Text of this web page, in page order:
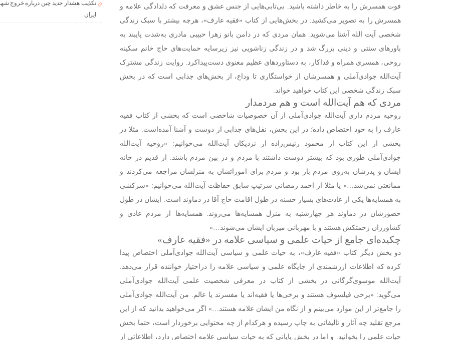
فوت همسرش را به خاطر داشته باشید. بی‌تابی‌هایی از جنس عشق و معرفت که دلدادگی علامه و
همسرش را به تصویر می‌کشید. در بخش‌هایی از کتاب «فقیه عارف»، هرچه بیشتر با سبک زندگی
شخصی آیت الله آشنا می‌شوید. همان مردی که در دامن بانو زهرا حبیبی مادری به‌شدت پایبند به
باورهای سنتی و دینی بزرگ شد و در زندگی زناشویی نیز زیرسایه حمایت‌های حاج خانم سکینه
روحی، همسری همراه و فداکار، به دستاوردهای عظیم معنوی دست‌پیدا‌کرد. روایت زندگی مشترک
آیت‌الله جوادی‌آملی و همسرشان از خواستگاری تا وداع، از بخش‌های جذابی است که در بخش
سبک زندگی شخصی این کتاب خواهید خواند.
مردی که هم آیت‌الله است و هم مردمدار
روحیه مردم داری آیت‌الله جوادی‌آملی از آن خصوصیات شاخصی است که بخشی از کتاب فقیه
عارف را به خود اختصاص داده؛ در این بخش، نقل‌های جذابی از دوست و آشنا آمده‌است. مثلا در
بخشی از این کتاب از محمود رئیس‌زاده ار نزدیکان آیت‌الله می‌خوانیم: «روحیه آیت‌الله
جوادی‌آملی طوری بود که بیشتر دوست داشتند با مردم و در بین مردم باشند. از قدیم در خانه
ایشان و پدرشان به‌روی مردم باز بود و مردم برای اموراتشان به منزلشان مراجعه می‌کردند و
ممانعتی نمی‌شد…» یا مثلا از احمد رمضانی سرتیپ سابق حفاظت آیت‌الله می‌خوانیم: «سرکشی
به همسایه‌ها یکی از عادت‌های بسیار حسنه در طول اقامت حاج آقا در دماوند است. ایشان در طول
حضورشان در دماوند هر چهارشنبه به منزل همسایه‌ها می‌روند. همسایه‌ها از مردم عادی و
کشاورزان زحمتکش هستند و با مهربانی میزبان ایشان می‌شوند…»
چکیده‌ای جامع از حیات علمی و سیاسی علامه در «فقیه عارف»
دو بخش دیگر کتاب «فقیه عارف»، به حیات علمی و سیاسی آیت‌الله جوادی‌آملی اختصاص پیدا
کرده که اطلاعات ارزشمندی از جایگاه علمی و سیاسی علامه را دراختیار خواننده قرار می‌دهد.
آیت‌الله موسوی‌گرگانی در بخشی از کتاب در معرفی شخصیت علمی آیت‌الله جوادی‌آملی
می‌گوید: «برخی فیلسوف هستند و برخی‌ها یا فقیه‌اند یا مفسرند یا عالم. من آیت‌الله جوادی‌آملی
را جامع‌تر از این موارد می‌بینم و از نگاه من ایشان علامه هستند…» اگر می‌خواهید بدانید که از این
مرجع تقلید چه آثار و تالیفاتی به چاپ رسیده و هرکدام از چه محتوایی برخوردار است، حتما بخش
حیات علمی را بخوانید. و اما در بخش پایانی که به حیات سیاسی علامه اختصاص دارد، اطلاعاتی از
تکذیب هشدار جدید چین درباره خروج
ایران